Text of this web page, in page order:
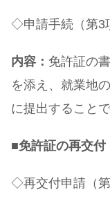
◇申請手続（第3
内容： 免許証の
を添え、就業地
に提出することで
■免許証の再交付
◇再交付申請（第